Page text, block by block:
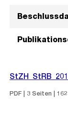
PDF | 3 Seiten | 162